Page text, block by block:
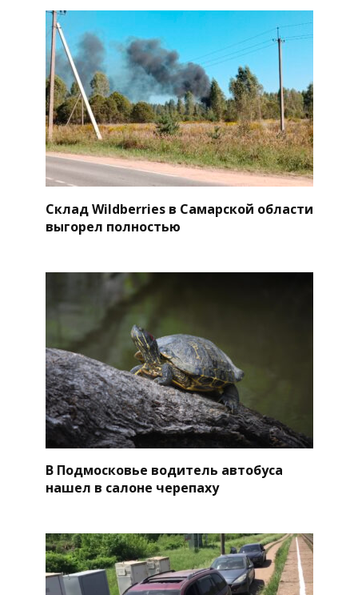
Склад Wildberries в Самарской области
выгорел полностью
В Подмосковье водитель автобуса
нашел в салоне черепаху